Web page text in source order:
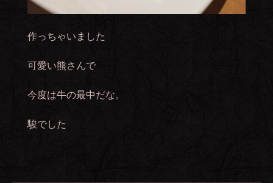
作っちゃいました
可愛い熊さんで
今度は牛の最中だな。
駿でした